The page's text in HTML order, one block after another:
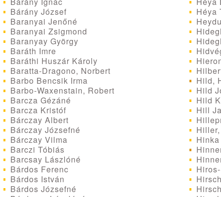
Bárány József
Baranyai Jenőné
Baranyai Zsigmond
Baranyay György
Baráth Imre
Baráthi Huszár Károly
Baratta-Dragono, Norbert
Barbo Bencsik Irma
Barbo-Waxenstain, Robert
Barcza Gézáné
Barcza Kristóf
Bárczay Albert
Bárczay Józsefné
Bárczay Vilma
Barczi Tóbiás
Barcsay Lászlóné
Bárdos Ferenc
Bárdos István
Bárdos Józsefné
Héya
Hild,
Hild
Hild
Hill